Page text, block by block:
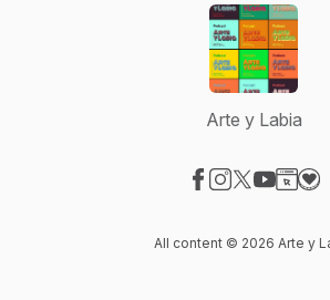
Arte y Labia
All content © 2026 Arte y